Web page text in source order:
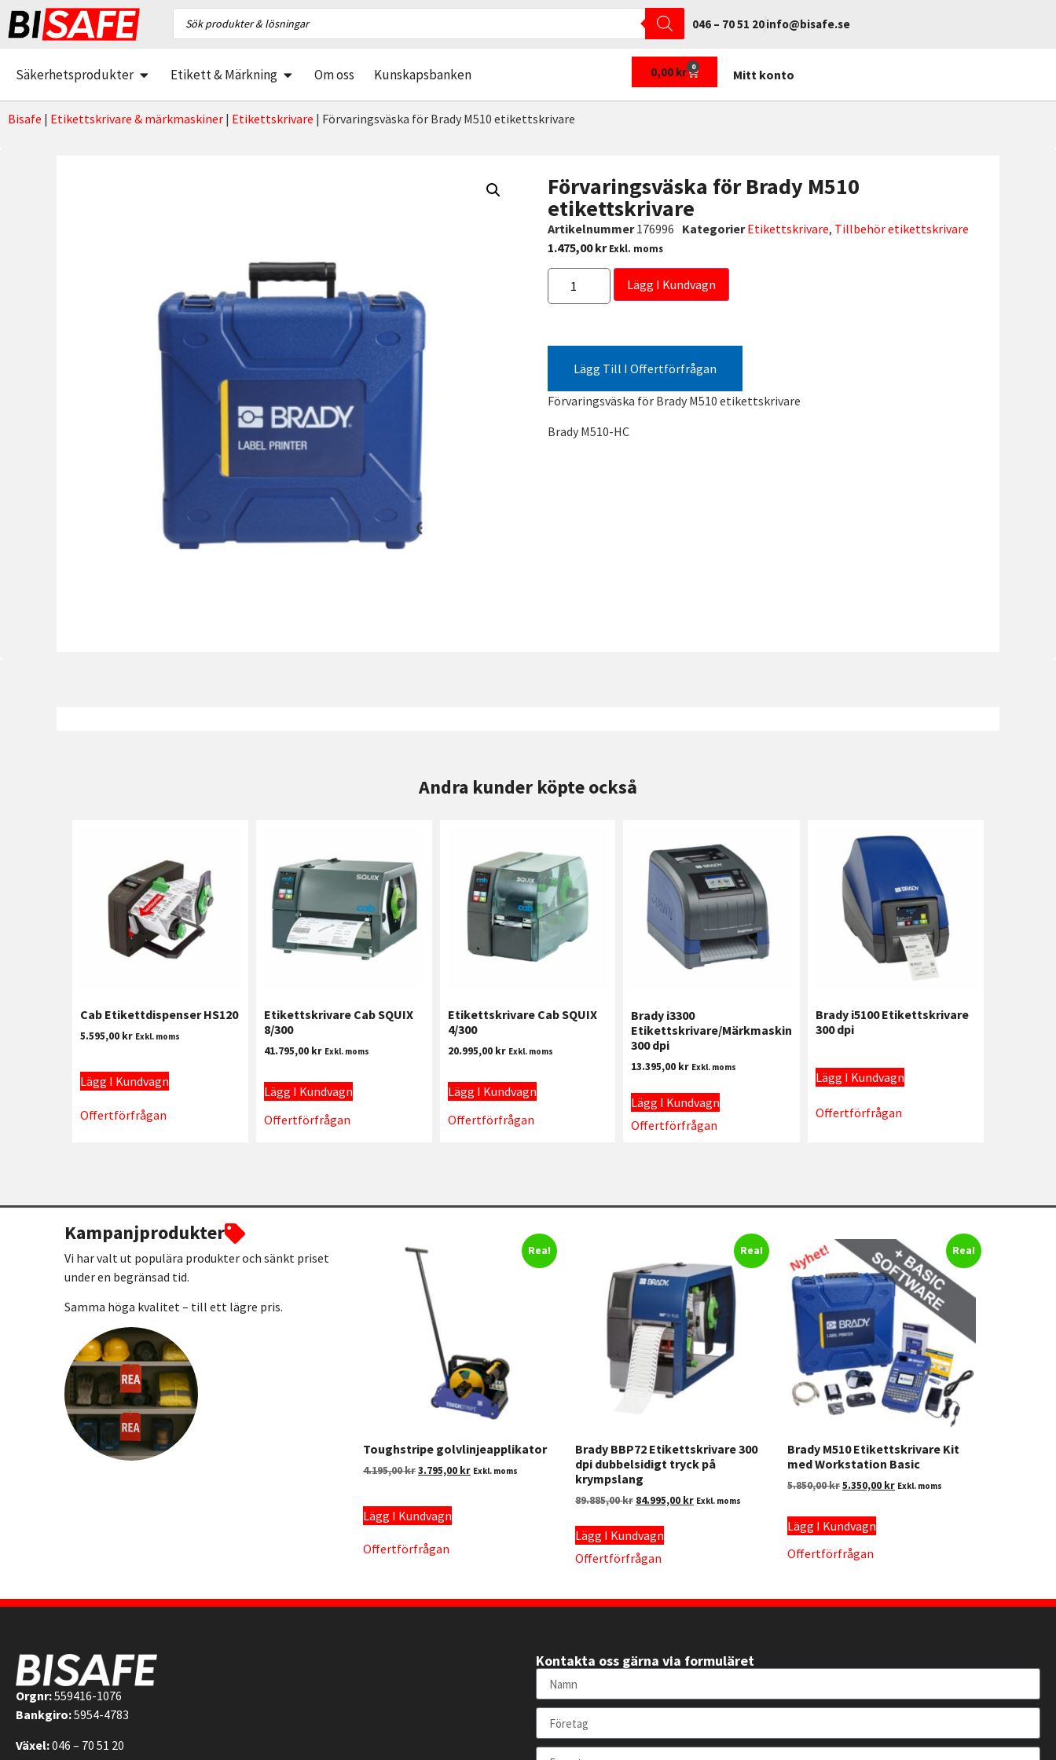
046 – 70 51 20info@bisafe.se
Säkerhetsprodukter Etikett & Märkning Om oss Kunskapsbanken 0,00 kr 0
Mitt konto
Bisafe | Etikettskrivare & märkmaskiner | Etikettskrivare | Förvaringsväska för Brady M510 etikettskrivare
Förvaringsväska för Brady M510
etikettskrivare
Artikelnummer176996 Kategorier Etikettskrivare, Tillbehör etikettskrivare
1.475,00kr Exkl. moms
Lägg I Kundvagn
Lägg Till I Offertförfrågan
Förvaringsväska för Brady M510 etikettskrivare
Brady M510-HC
Andra kunder köpte också
Cab Etikettdispenser HS120
5.595,00 kr Exkl. moms
Lägg I Kundvagn
Offertförfrågan
Etikettskrivare Cab SQUIX
8/300
41.795,00 kr Exkl. moms
Lägg I Kundvagn
Offertförfrågan
Etikettskrivare Cab SQUIX
4/300
20.995,00 kr Exkl. moms
Lägg I Kundvagn
Offertförfrågan
Brady i3300
Etikettskrivare/Märkmaskin
300 dpi
13.395,00 kr Exkl. moms
Lägg I Kundvagn
Offertförfrågan
Brady i5100 Etikettskrivare
300 dpi
Lägg I Kundvagn
Offertförfrågan
Kampanjprodukter
Vi har valt ut populära produkter och sänkt priset
under en begränsad tid.
Samma höga kvalitet – till ett lägre pris.
Rea!
Toughstripe golvlinjeapplikator
4.195,00kr3.795,00 kr Exkl. moms
Lägg I Kundvagn
Offertförfrågan
Rea!
Brady BBP72 Etikettskrivare 300
dpi dubbelsidigt tryck på
krympslang
89.885,00kr 84.995,00 kr Exkl. moms
Lägg I Kundvagn
Offertförfrågan
Rea!
Brady M510 Etikettskrivare Kit
med Workstation Basic
5.850,00kr5.350,00 kr Exkl. moms
Lägg I Kundvagn
Offertförfrågan
Orgnr:559416-1076
Bankgiro:5954-4783
Växel:046 – 70 51 20
Kontakta oss gärna via formuläret